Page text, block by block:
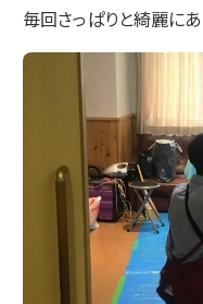
毎回さっぱりと綺麗に